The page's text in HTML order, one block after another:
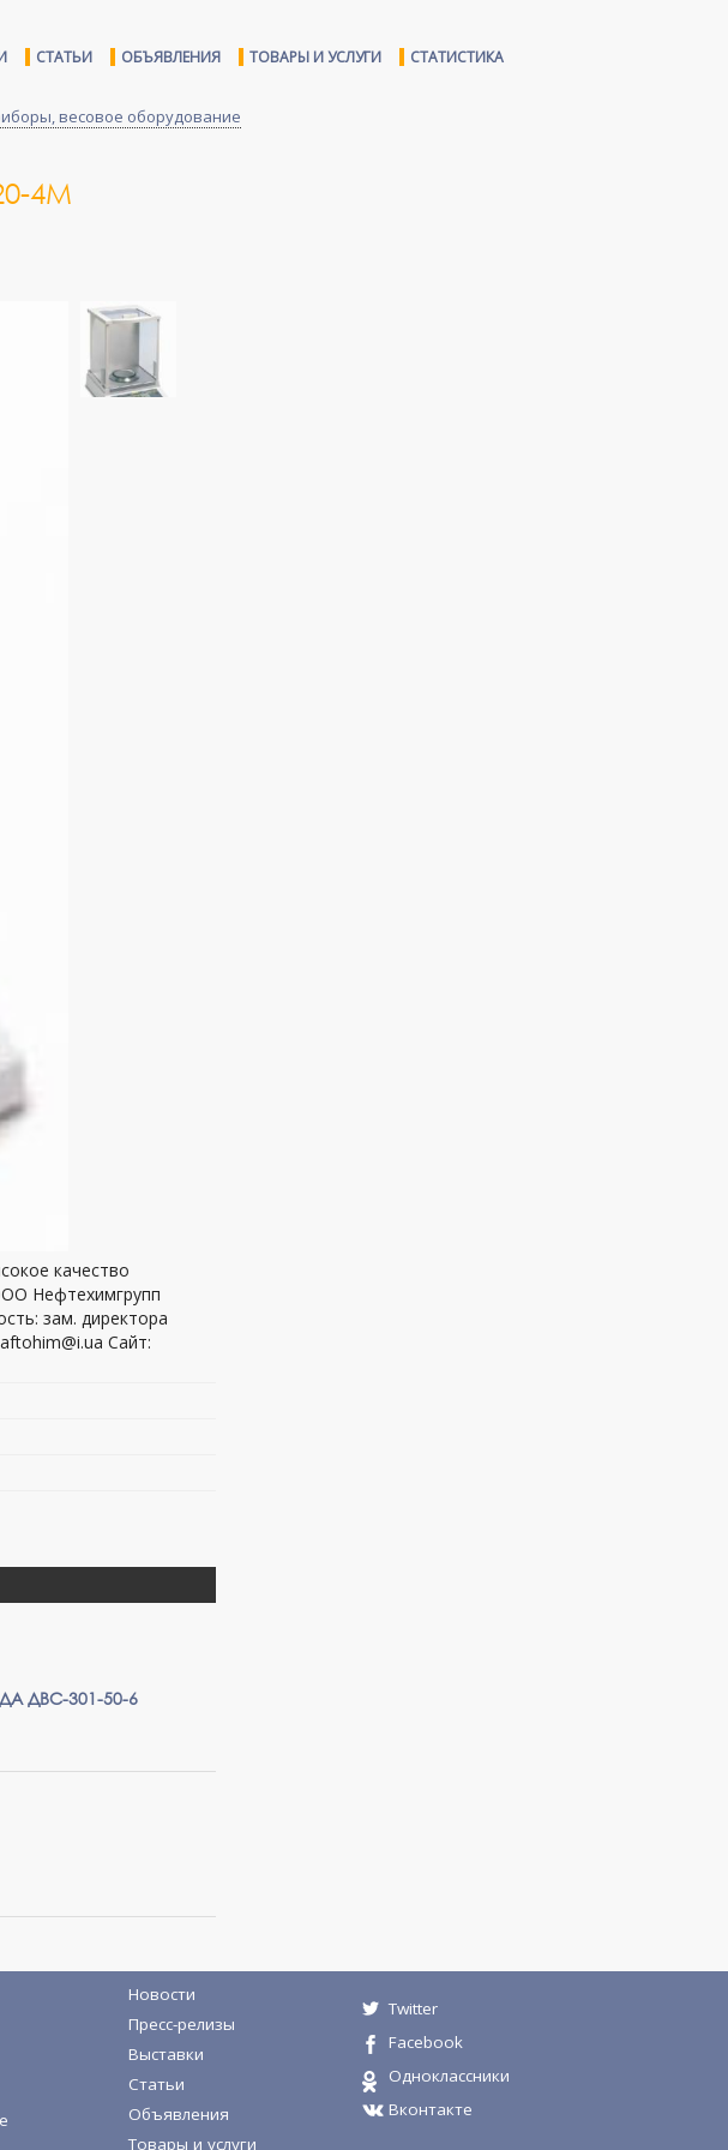
СТАТЬИ ОБЪЯВЛЕНИЯ ТОВАРЫ И УСЛУГИ СТАТИСТИКА
весовое оборудование
4M
качество
Нефтехимгрупп
зам. директора
Сайт:
ДВС-301-50-6
Новости
Пресс-релизы
Выставки
Статьи
Объявления
Товары и услуги
Twitter
Facebook
Одноклассники
Вконтакте